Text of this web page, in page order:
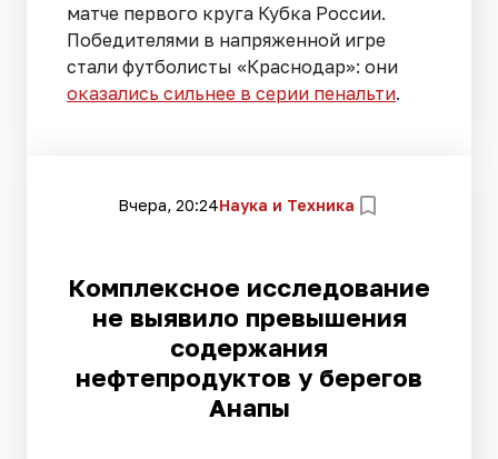
матче первого круга Кубка России.
Победителями в напряженной игре
стали футболисты «Краснодар»: они
оказались сильнее в серии пенальти.
Вчера, 20:24Наука и Техника
Комплексное исследование
не выявило превышения
содержания
нефтепродуктов у берегов
Анапы